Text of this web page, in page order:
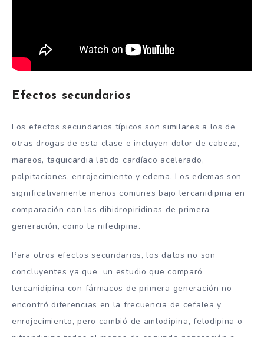
Efectos secundarios
Los efectos secundarios típicos son similares a los de
otras drogas de esta clase e incluyen dolor de cabeza,
mareos, taquicardia latido cardíaco acelerado,
palpitaciones, enrojecimiento y edema. Los edemas son
significativamente menos comunes bajo lercanidipina en
comparación con las dihidropiridinas de primera
generación, como la nifedipina.
Para otros efectos secundarios, los datos no son
concluyentes ya que un estudio que comparó
lercanidipina con fármacos de primera generación no
encontró diferencias en la frecuencia de cefalea y
enrojecimiento, pero cambió de amlodipina, felodipina o